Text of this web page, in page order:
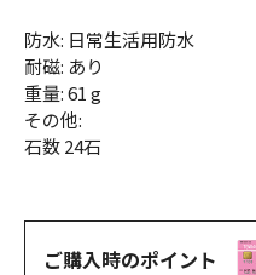
防水: 日常生活用防水
耐磁: あり
重量: 61 g
その他:
石数 24石
ご購入時のポイント